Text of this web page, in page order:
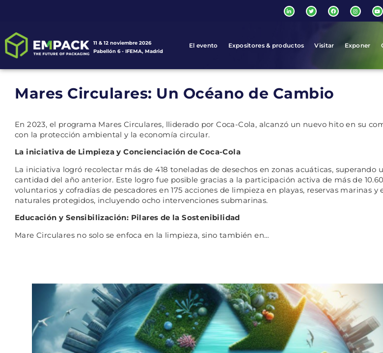
11 & 12 noviembre 2026
Pabellón 6 - IFEMA, Madrid
El evento Expositores & productos Visitar Exponer
Mares Circulares: Un Océano de Cambio
En 2023, el programa Mares Circulares, lliderado por Coca-Cola, alcanzó un nuevo hito en su
con la protección ambiental y la economía circular.
La iniciativa de Limpieza y Concienciación de Coca-Cola
La iniciativa logró recolectar más de 418 toneladas de desechos en zonas acuáticas, superando
cantidad del año anterior. Este logro fue posible gracias a la participación activa de más de
voluntarios y cofradías de pescadores en 175 acciones de limpieza en playas, reservas marinas y
naturales protegidos, incluyendo ocho intervenciones submarinas.
Educación y Sensibilización: Pilares de la Sostenibilidad
Mare Circulares no solo se enfoca en la limpieza, sino también en…